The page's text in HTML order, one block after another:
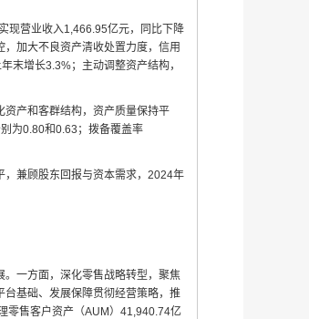
现营业收入1,466.95亿元，同比下降
加大不良资产清收处置力度，信用
末增长3.3%；主动调整资产结构，
产和客群结构，资产质量保持平
为0.80和0.63；拨备覆盖率
，兼顾股东回报与资本需求，2024年
一方面，深化零售战略转型，聚焦
基础、发展保障贯彻经营策略，推
零售客户资产（AUM）41,940.74亿